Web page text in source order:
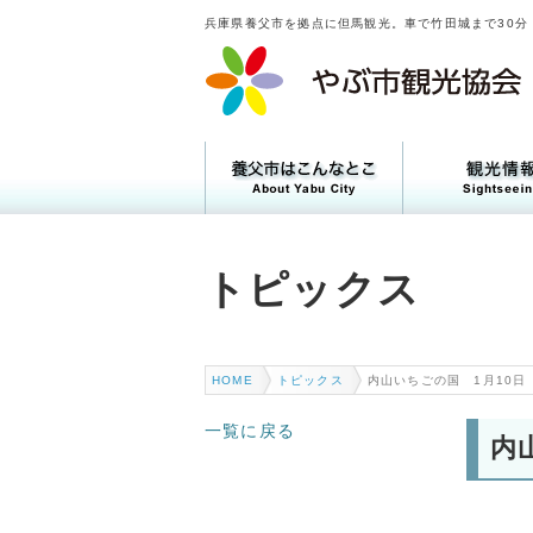
兵庫県養父市を拠点に但馬観光。車で竹田城まで30
トピックス
HOME トピックス 内山いちごの国 1月10日
内
一覧に戻る